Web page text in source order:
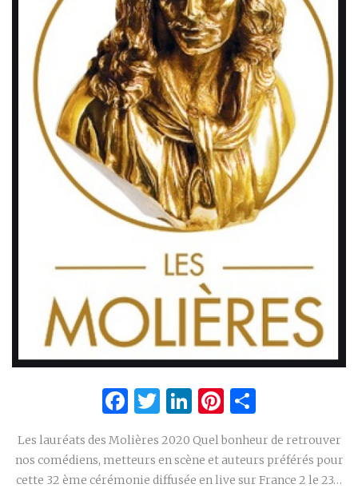
Facebook
Twitter
LinkedIn
Pinterest
Les lauréats des Molières 2020 Quel bonheur de retrouver
nos comédiens, metteurs en scène et auteurs préférés pour
cette 32 ème cérémonie diffusée en live sur France 2 le 23…